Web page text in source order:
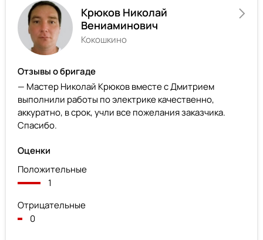
Крюков Николай
Вениаминович
Кокошкино
Отзывы о бригаде
— Мастер Николай Крюков вместе с Дмитрием
выполнили работы по электрике качественно,
аккуратно, в срок, учли все пожелания заказчика.
Спасибо.
Оценки
Положительные
1
Отрицательные
0